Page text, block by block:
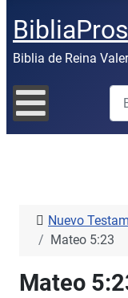
Biblia de Reina
Nuevo
Mateo 5:23
Mateo